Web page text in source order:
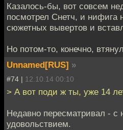
Казалось-бы, вот совсем
посмотрел Снетч, и нифига
сюжетных вывертов и
Но потом-то, конечно,
Unnamed[RUS] »
#74 | 12.10.14 00:10
> А вот поди ж ты, уже 14
Недавно пересматривал -
удовольствием.